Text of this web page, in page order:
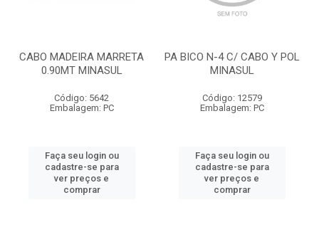
CABO MADEIRA MARRETA
0.90MT MINASUL
Código: 5642
Embalagem: PC
Faça seu login ou
cadastre-se para
ver preços e
comprar
PA BICO N-4 C/ CABO Y POL
MINASUL
Código: 12579
Embalagem: PC
Faça seu login ou
cadastre-se para
ver preços e
comprar